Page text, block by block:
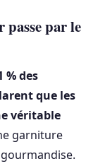
passe par le
% des
que les
véritable
garniture